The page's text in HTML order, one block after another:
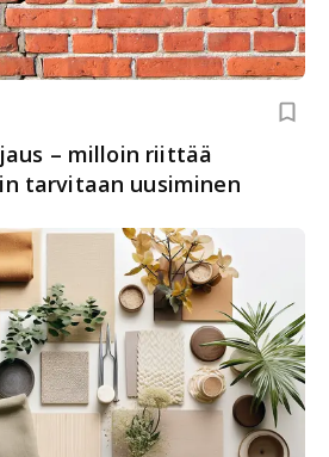
– milloin riittää
tarvitaan uusiminen